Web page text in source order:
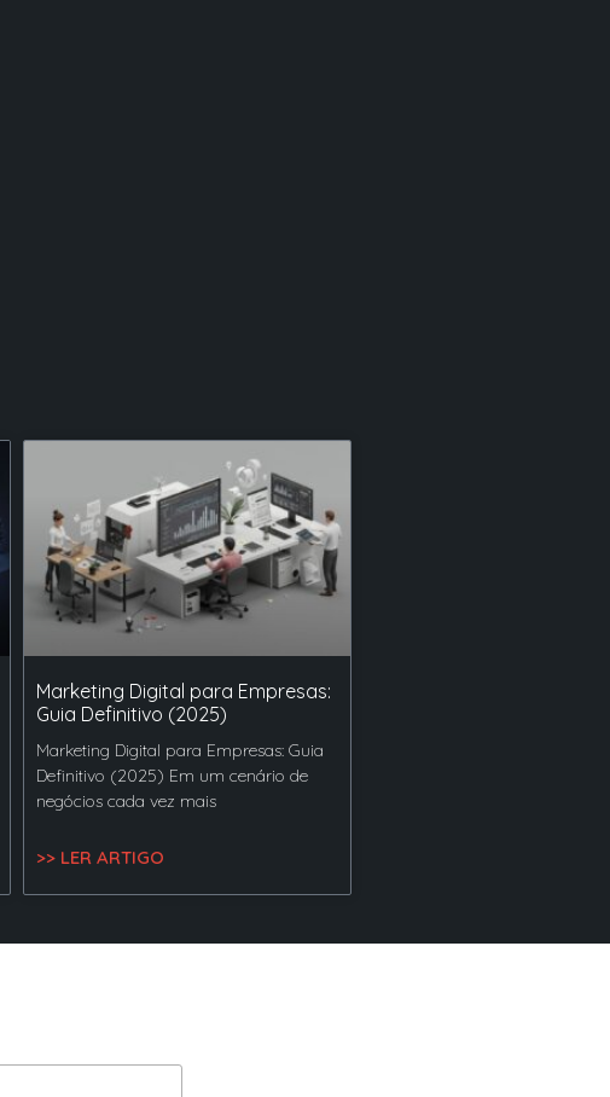
Marketing Digital para Empresas:
Guia Definitivo (2025)
Marketing Digital para Empresas: Guia
Definitivo (2025) Em um cenário de
negócios cada vez mais
>> LER ARTIGO